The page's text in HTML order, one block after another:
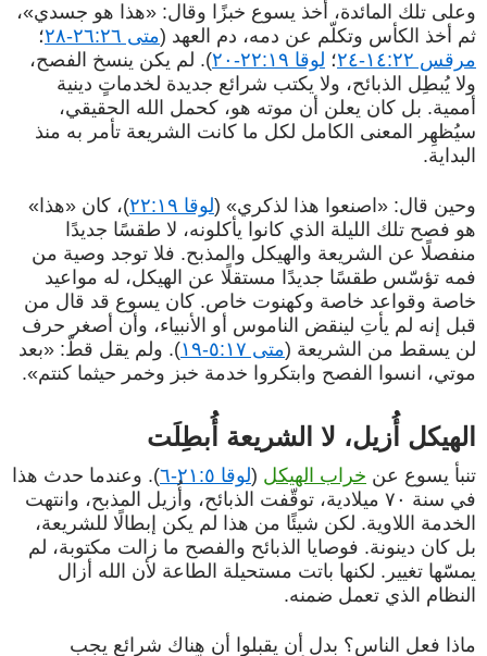
وعلى تلك المائدة، أخذ يسوع خبزًا وقال: «هذا هو جسدي»،
ثم أخذ الكأس وتكلّم عن دمه، دم العهد (متى ٢٦:٢٦-٢٨
؛
مرقس ١٤:٢٢-٢٤
؛ لوقا ٢٢:١٩-٢٠
). لم يكن ينسخ الفصح،
ولا يُبطِل الذبائح، ولا يكتب شرائع جديدة لخدماتٍ دينية
أممية. بل كان يعلن أن موته هو، كحمل الله الحقيقي،
سيُظهِر المعنى الكامل لكل ما كانت الشريعة تأمر به منذ
البداية.
وحين قال: «اصنعوا هذا لذكري» (لوقا ٢٢:١٩
)، كان «هذا»
هو فصح تلك الليلة الذي كانوا يأكلونه، لا طقسًا جديدًا
منفصلًا عن الشريعة والهيكل والمذبح. فلا توجد وصية من
فمه تؤسّس طقسًا جديدًا مستقلًا عن الهيكل، له مواعيد
خاصة وقواعد خاصة وكهنوت خاص. كان يسوع قد قال من
قبل إنه لم يأتِ لينقض الناموس أو الأنبياء، وأن أصغر حرف
لن يسقط من الشريعة (متى ٥:١٧-١٩
). ولم يقل قطّ: «بعد
موتي، انسوا الفصح وابتكروا خدمة خبز وخمر حيثما كنتم».
الهيكل أُزيل، لا الشريعة أُبطِلَت
تنبأ يسوع عن خراب الهيكل (لوقا ٢١:٥-٦
). وعندما حدث هذا
في سنة ٧٠ ميلادية، توقّفت الذبائح، وأُزيل المذبح، وانتهت
الخدمة اللاوية. لكن شيئًا من هذا لم يكن إبطالًا للشريعة،
بل كان دينونة. فوصايا الذبائح والفصح ما زالت مكتوبة، لم
يمسّها تغيير. لكنها باتت مستحيلة الطاعة لأن الله أزال
النظام الذي تعمل ضمنه.
ماذا فعل الناس؟ بدل أن يقبلوا أن هناك شرائع يجب